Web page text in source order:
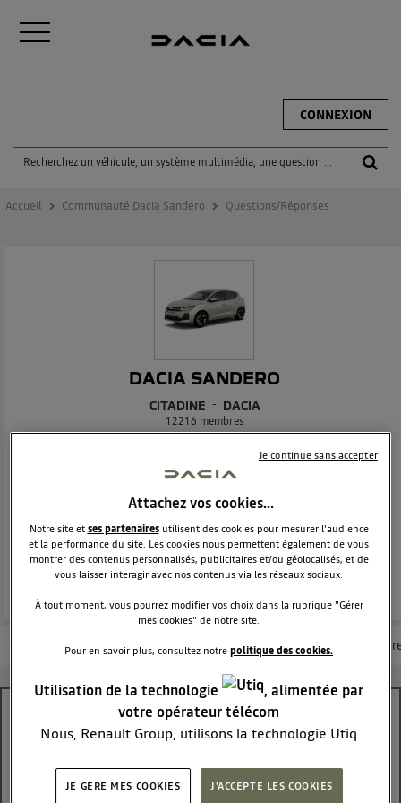
CONNEXION
Accueil Communauté Dacia Sandero Questions/Réponses
DACIA SANDERO
CITADINE DACIA
12216 membres
Dacia Sandero - La berline moderne et attractive
REJOINDRE
Les questions de la communauté Les articles Consultez la
problème tableau de bord
Le9 janvier 2026à12:58
Attachez vos cookies…
Notre site etses partenairesutilisent des cookies pour mesurer l'audience
et la performance du site. Les cookies nous permettent également de vous
montrer des contenus personnalisés, publicitaires et/ou géolocalisés, et de
vous laisser interagir avec nos contenus via les réseaux sociaux.
À tout moment, vous pourrez modifier vos choix dans la rubrique "Gérer
mes cookies" de notre site.
Pour en savoir plus, consultez notrepolitique des cookies.
Utilisation de la technologie
, alimentée par
votre opérateur télécom
Nous, Renault Group, utilisons la technologie Utiq
cette notice de consentement) et liées à votre
JE GÈRE MES COOKIES J'ACCEPTE LES COOKIES
Je continue sans accepter